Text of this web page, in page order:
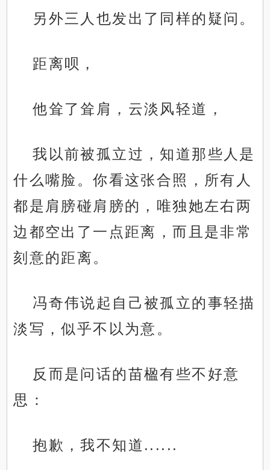
另外三人也发出了同样的疑问。
距离呗，
他耸了耸肩，云淡风轻道，
我以前被孤立过，知道那些人是
什么嘴脸。你看这张合照，所有人
都是肩膀碰肩膀的，唯独她左右两
边都空出了一点距离，而且是非常
刻意的距离。
冯奇伟说起自己被孤立的事轻描
淡写，似乎不以为意。
反而是问话的苗楹有些不好意
思：
抱歉，我不知道......